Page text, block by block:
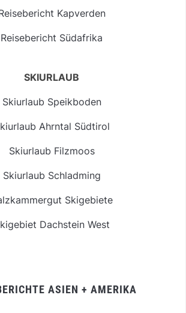
Kapverden
Reisebericht Südafrika
SKIURLAUB
Skiurlaub Speikboden
Ahrntal Südtirol
Skiurlaub Filzmoos
Skiurlaub Schladming
Skigebiete
Dachstein West
ASIEN + AMERIKA